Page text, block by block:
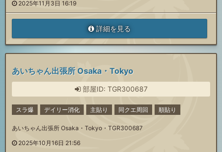
2025年11月3日 16:19
詳細を見る
あいちゃん出張所 Osaka・Tokyo
部屋ID: TGR300687
スラ爆 デイリー消化 主貼り 同クエ周回 順貼り
あいちゃん出張所 Osaka・Tokyo・TGR300687
2025年10月16日 21:56